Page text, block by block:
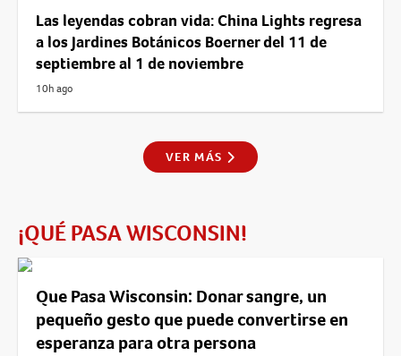
Las leyendas cobran vida: China Lights regresa
a los Jardines Botánicos Boerner del 11 de
septiembre al 1 de noviembre
10h ago
VER MÁS
¡QUÉ PASA WISCONSIN!
Que Pasa Wisconsin: Donar sangre, un
pequeño gesto que puede convertirse en
esperanza para otra persona